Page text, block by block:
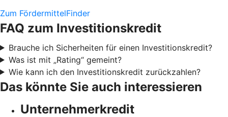
Zum FördermittelFinder
FAQ zum Investitionskredit
Brauche ich Sicherheiten für einen Investitionskredit?
Was ist mit „Rating“ gemeint?
Wie kann ich den Investitionskredit zurückzahlen?
Das könnte Sie auch interessieren
Unternehmerkredit